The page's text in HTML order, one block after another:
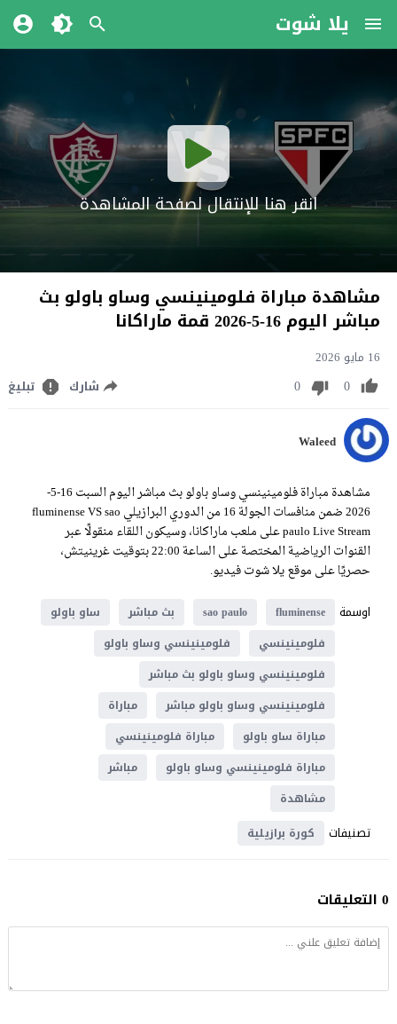
يلا شوت
انقر هنا للإنتقال لصفحة المشاهدة
مشاهدة مباراة فلومينينسي وساو باولو بث
مباشر اليوم 16-5-2026 قمة ماراكانا
16 مايو 2026
0
0 شارك تبليغ
Waleed
مشاهدة مباراة فلومينينسي وساو باولو بث مباشر اليوم السبت 16-5-
2026 ضمن منافسات الجولة 16 من الدوري البرازيلي fluminense VS sao
paulo Live Stream على ملعب ماراكانا، وسيكون اللقاء منقولًا عبر
القنوات الرياضية المختصة على الساعة 22:00 بتوقيت غرينيتش،
حصريًا على موقع يلا شوت فيديو.
اوسمة
fluminense
sao paulo بث مباشر
ساو باولو
فلومينينسي
فلومينينسي وساو باولو
فلومينينسي وساو باولو بث مباشر
فلومينينسي وساو باولو مباشر
مباراة
مباراة ساو باولو
مباراة فلومينينسي
مباراة فلومينينسي وساو باولو
مباشر
مشاهدة
تصنيفات كورة برازيلية
0 التعليقات